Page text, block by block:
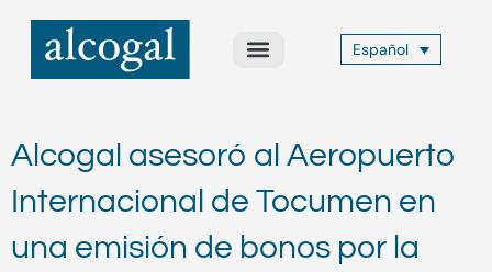
contenido
Español
Alcogal asesoró al Aeropuerto
Internacional de Tocumen en
una emisión de bonos por la